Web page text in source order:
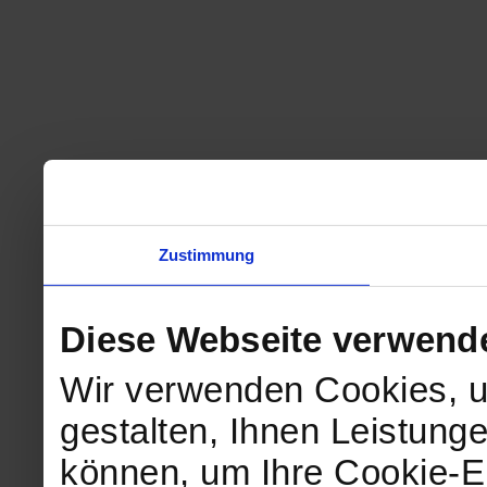
Zustimmung
Diese Webseite
Wir verwenden Cookies,
gestalten, Ihnen
können, um Ihre Cookie-